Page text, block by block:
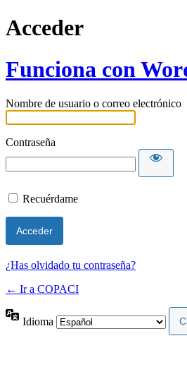
Acceder
Funciona con
Nombre de usuario o correo electrónico
Contraseña
Recuérdame
¿Has olvidado tu contraseña?
← Ir a COPACI
Idioma